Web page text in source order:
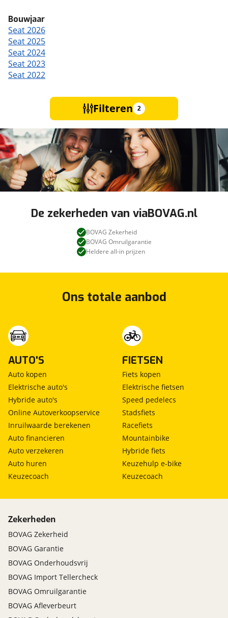
Bouwjaar
Seat 2026
Seat 2025
Seat 2024
Seat 2023
Seat 2022
Filteren 2
De zekerheden van viaBOVAG.nl
BOVAG Zekerheid
BOVAG Omruilgarantie
Heldere all-in prijzen
Ons totale aanbod
AUTO'S
Auto kopen
Elektrische auto's
Hybride auto's
Online Autoverkoopservice
Inruilwaarde berekenen
Auto financieren
Auto verzekeren
Auto huren
Keuzecoach
FIETSEN
Fiets kopen
Elektrische fietsen
Speed pedelecs
Stadsfiets
Racefiets
Mountainbike
Hybride fiets
Keuzehulp e-bike
Keuzecoach
Zekerheden
BOVAG Zekerheid
BOVAG Garantie
BOVAG Onderhoudsvrij
BOVAG Import Tellercheck
BOVAG Omruilgarantie
BOVAG Afleverbeurt